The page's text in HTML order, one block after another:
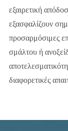
εξαιρετική
εξασφαλίζουν
προσαρμόσιμες
σμάλτου ή
διαφορετικές